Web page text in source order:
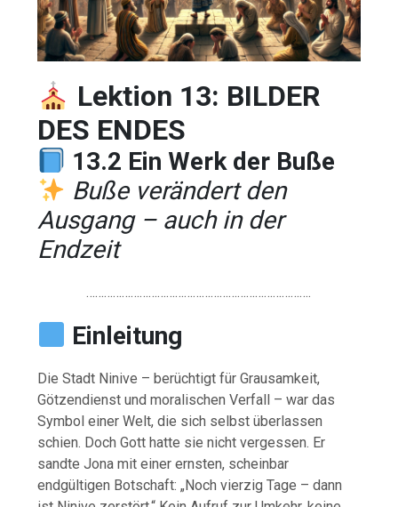
Lektion 13: BILDER
DES ENDES
13.2 Ein Werk der Buße
Buße verändert den
Ausgang – auch in der
Endzeit
………………………………………………………………….
Einleitung
Die Stadt Ninive – berüchtigt für Grausamkeit,
Götzendienst und moralischen Verfall – war das
Symbol einer Welt, die sich selbst überlassen
schien. Doch Gott hatte sie nicht vergessen. Er
sandte Jona mit einer ernsten, scheinbar
endgültigen Botschaft: „Noch vierzig Tage – dann